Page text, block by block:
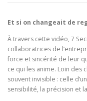
Et si on changeait de
À travers cette vidéo, 7
collaboratrices de
force et sincérité de leur
ce qui les anime. Loin des
souvent invisible : celle
sensibilité, la précision et